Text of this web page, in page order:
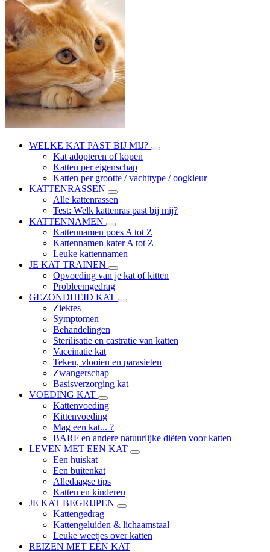
WELKE KAT PAST BIJ MIJ?
Kat adopteren of kopen
Katten per eigenschap
Katten per grootte / vachttype / oogkleur
KATTENRASSEN
Alle kattenrassen
Test: Welk kattenras past bij mij?
KATTENNAMEN
Kattennamen poes A tot Z
Kattennamen kater A tot Z
Leuke kattennamen
JE KAT TRAINEN
Opvoeding van je kat of kitten
Probleemgedrag
GEZONDHEID KAT
Ziektes
Symptomen
Behandelingen
Sterilisatie en castratie van katten
Vaccinatie kat
Teken, vlooien en parasieten
Zwangerschap
Basisverzorging kat
VOEDING KAT
Kattenvoeding
Kittenvoeding
Mag een kat... ?
BARF en andere natuurlijke diëten voor katten
LEVEN MET EEN KAT
Een huiskat
Een buitenkat
Alledaagse tips
Katten en kinderen
JE KAT BEGRIJPEN
Kattengedrag
Kattengeluiden & lichaamstaal
Leuke weetjes over katten
REIZEN MET EEN KAT